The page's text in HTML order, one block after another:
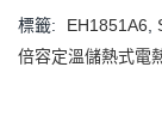
標籤:
EH1851A6
倍容定溫儲熱式電